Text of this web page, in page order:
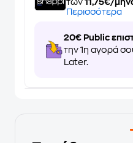
των 11,75€/
Περισσότερα
20€ Public
την 1η αγορά
Later.